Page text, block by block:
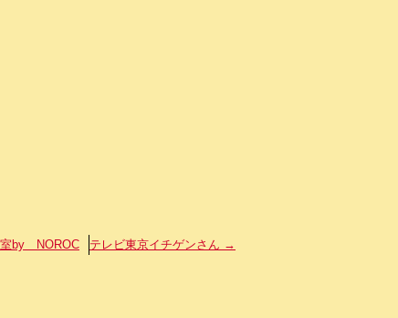
室by NOROC テレビ東京イチゲンさん →